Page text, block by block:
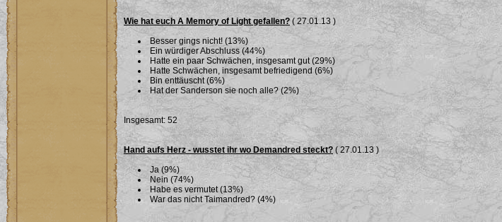
Wie hat euch A Memory of Light gefallen?( 27.01.13 )
Besser gings nicht! (13%)
Ein würdiger Abschluss (44%)
Hatte ein paar Schwächen, insgesamt gut (29%)
Hatte Schwächen, insgesamt befriedigend (6%)
Bin enttäuscht (6%)
Hat der Sanderson sie noch alle? (2%)
Insgesamt: 52
Hand aufs Herz - wusstet ihr wo Demandred steckt?( 27.01.13 )
Ja (9%)
Nein (74%)
Habe es vermutet (13%)
War das nicht Taimandred? (4%)